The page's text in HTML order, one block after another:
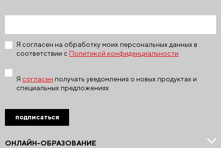
ОНЛАЙН-ОБРАЗОВАНИЕ
Я согласен на обработку моих персональных данных в
соответствии с Политикой конфиденциальности
Я согласен получать уведомления о новых продуктах и
специальных предложениях
подписаться